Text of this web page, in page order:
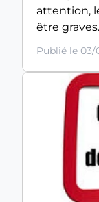
attention,
être
Publié le 03/